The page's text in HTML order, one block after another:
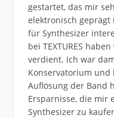
gestartet, das mir
elektronisch
für Synthesizer
bei TEXTURES
verdient. Ich war
Konservatorium
Auflösung der Band
Ersparnisse, die mir
Synthesizer zu